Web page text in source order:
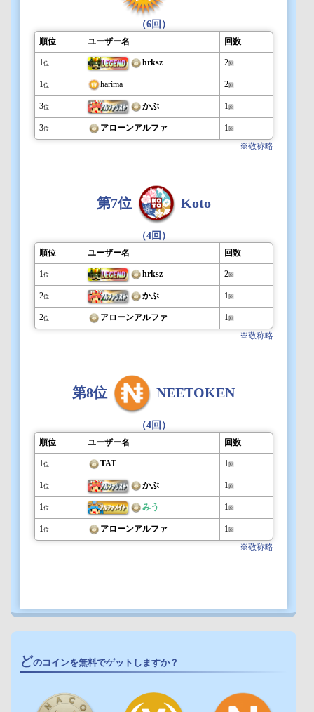
（6回）
順位 ユーザー名 回数
1 位 hrksz 2回
1 位 harima 2回
3位 かぶ 1 回
3位 アローンアルファ 1 回
※敬称略
第7位 Koto
（4回）
順位 ユーザー名 回数
1 位 hrksz 2回
2位 かぶ 1 回
2位 アローンアルファ 1 回
※敬称略
第8位 NEETOKEN
（4回）
順位 ユーザー名 回数
1 位 TAT 1 回
1 位 かぶ 1 回
1 位 みう 1 回
1 位 アローンアルファ 1 回
※敬称略
どのコインを無料でゲットしますか？